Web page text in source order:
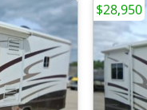
$28,950